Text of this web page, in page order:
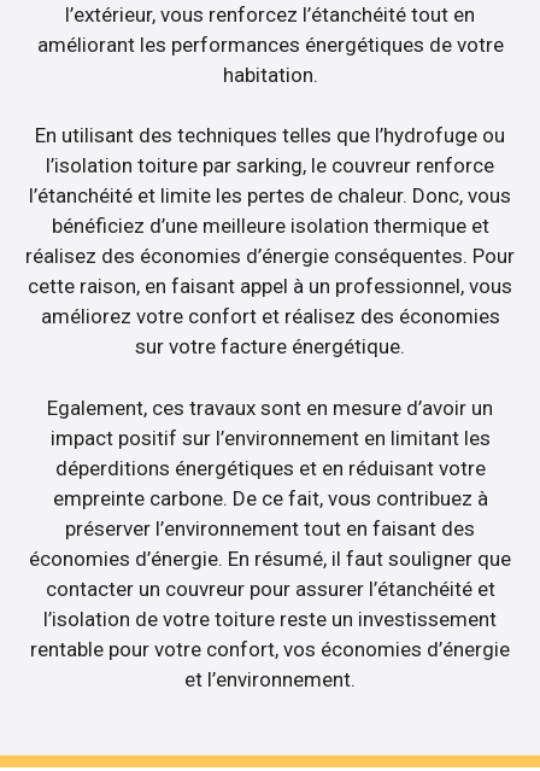
l’extérieur, vous renforcez l’étanchéité tout en
améliorant les performances énergétiques de votre
habitation.
En utilisant des techniques telles que l’hydrofuge ou
l’isolation toiture par sarking, le couvreur renforce
l’étanchéité et limite les pertes de chaleur. Donc, vous
bénéficiez d’une meilleure isolation thermique et
réalisez des économies d’énergie conséquentes. Pour
cette raison, en faisant appel à un professionnel, vous
améliorez votre confort et réalisez des économies
sur votre facture énergétique.
Egalement, ces travaux sont en mesure d’avoir un
impact positif sur l’environnement en limitant les
déperditions énergétiques et en réduisant votre
empreinte carbone. De ce fait, vous contribuez à
préserver l’environnement tout en faisant des
économies d’énergie. En résumé, il faut souligner que
contacter un couvreur pour assurer l’étanchéité et
l’isolation de votre toiture reste un investissement
rentable pour votre confort, vos économies d’énergie
et l’environnement.